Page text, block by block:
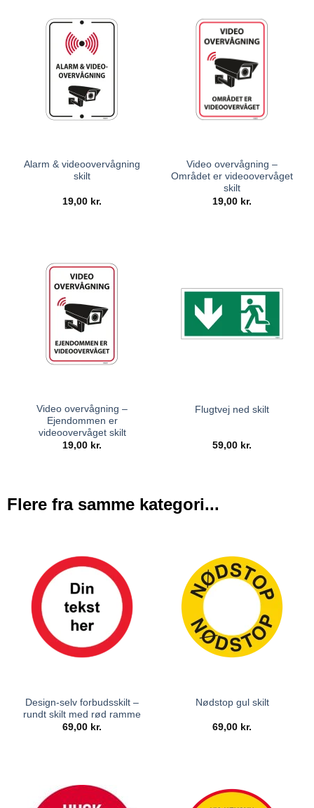
Alarm & videoovervågning
skilt
19,00 kr.
Video overvågning –
Området er videoovervåget
skilt
19,00 kr.
Video overvågning –
Ejendommen er
videoovervåget skilt
19,00 kr.
Flugtvej ned skilt
59,00 kr.
Flere fra samme kategori...
Design-selv forbudsskilt –
rundt skilt med rød ramme
69,00 kr.
Nødstop gul skilt
69,00 kr.